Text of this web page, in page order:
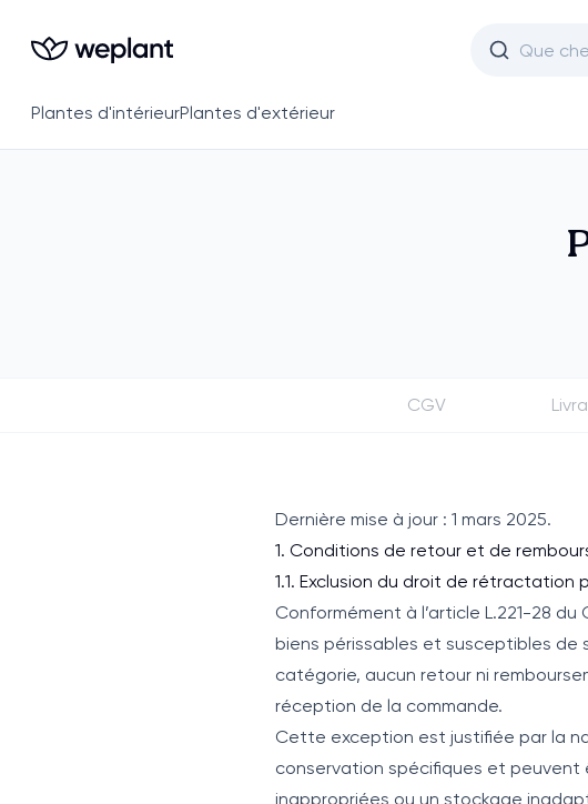
Plantes d'intérieurPlantes d'extérieur
CGV
Dernière mise à jour : 1 mars 2025.
1. Conditions de retour et de
1.1. Exclusion du droit de rétractation
Conformément à l’article L.221-28
biens périssables et susceptibles
catégorie, aucun retour ni
réception de la commande.
Cette exception est justifiée par la
conservation spécifiques et
inappropriées ou un stockage